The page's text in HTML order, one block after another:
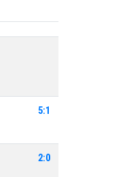
5:1
2:0